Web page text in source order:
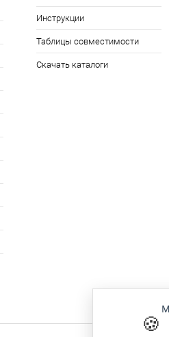
Инструкции
Таблицы совместимости
Скачать каталоги
🍪